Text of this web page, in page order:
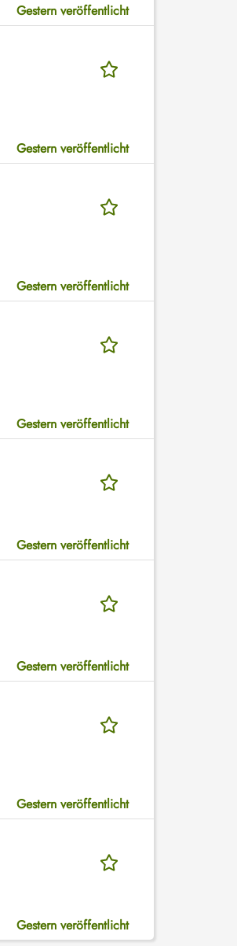
Gestern veröffentlicht
Gestern veröffentlicht
Gestern veröffentlicht
Gestern veröffentlicht
Gestern veröffentlicht
Gestern veröffentlicht
Gestern veröffentlicht
Gestern veröffentlicht